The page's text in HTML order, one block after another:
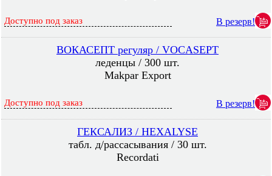
Доступно под заказ В резерв!
ВОКАСЕПТ регуляр / VOCASEPT
леденцы / 300 шт.
Makpar Export
Доступно под заказ В резерв!
ГЕКСАЛИЗ / HEXALYSE
табл. д/рассасывания / 30 шт.
Recordati